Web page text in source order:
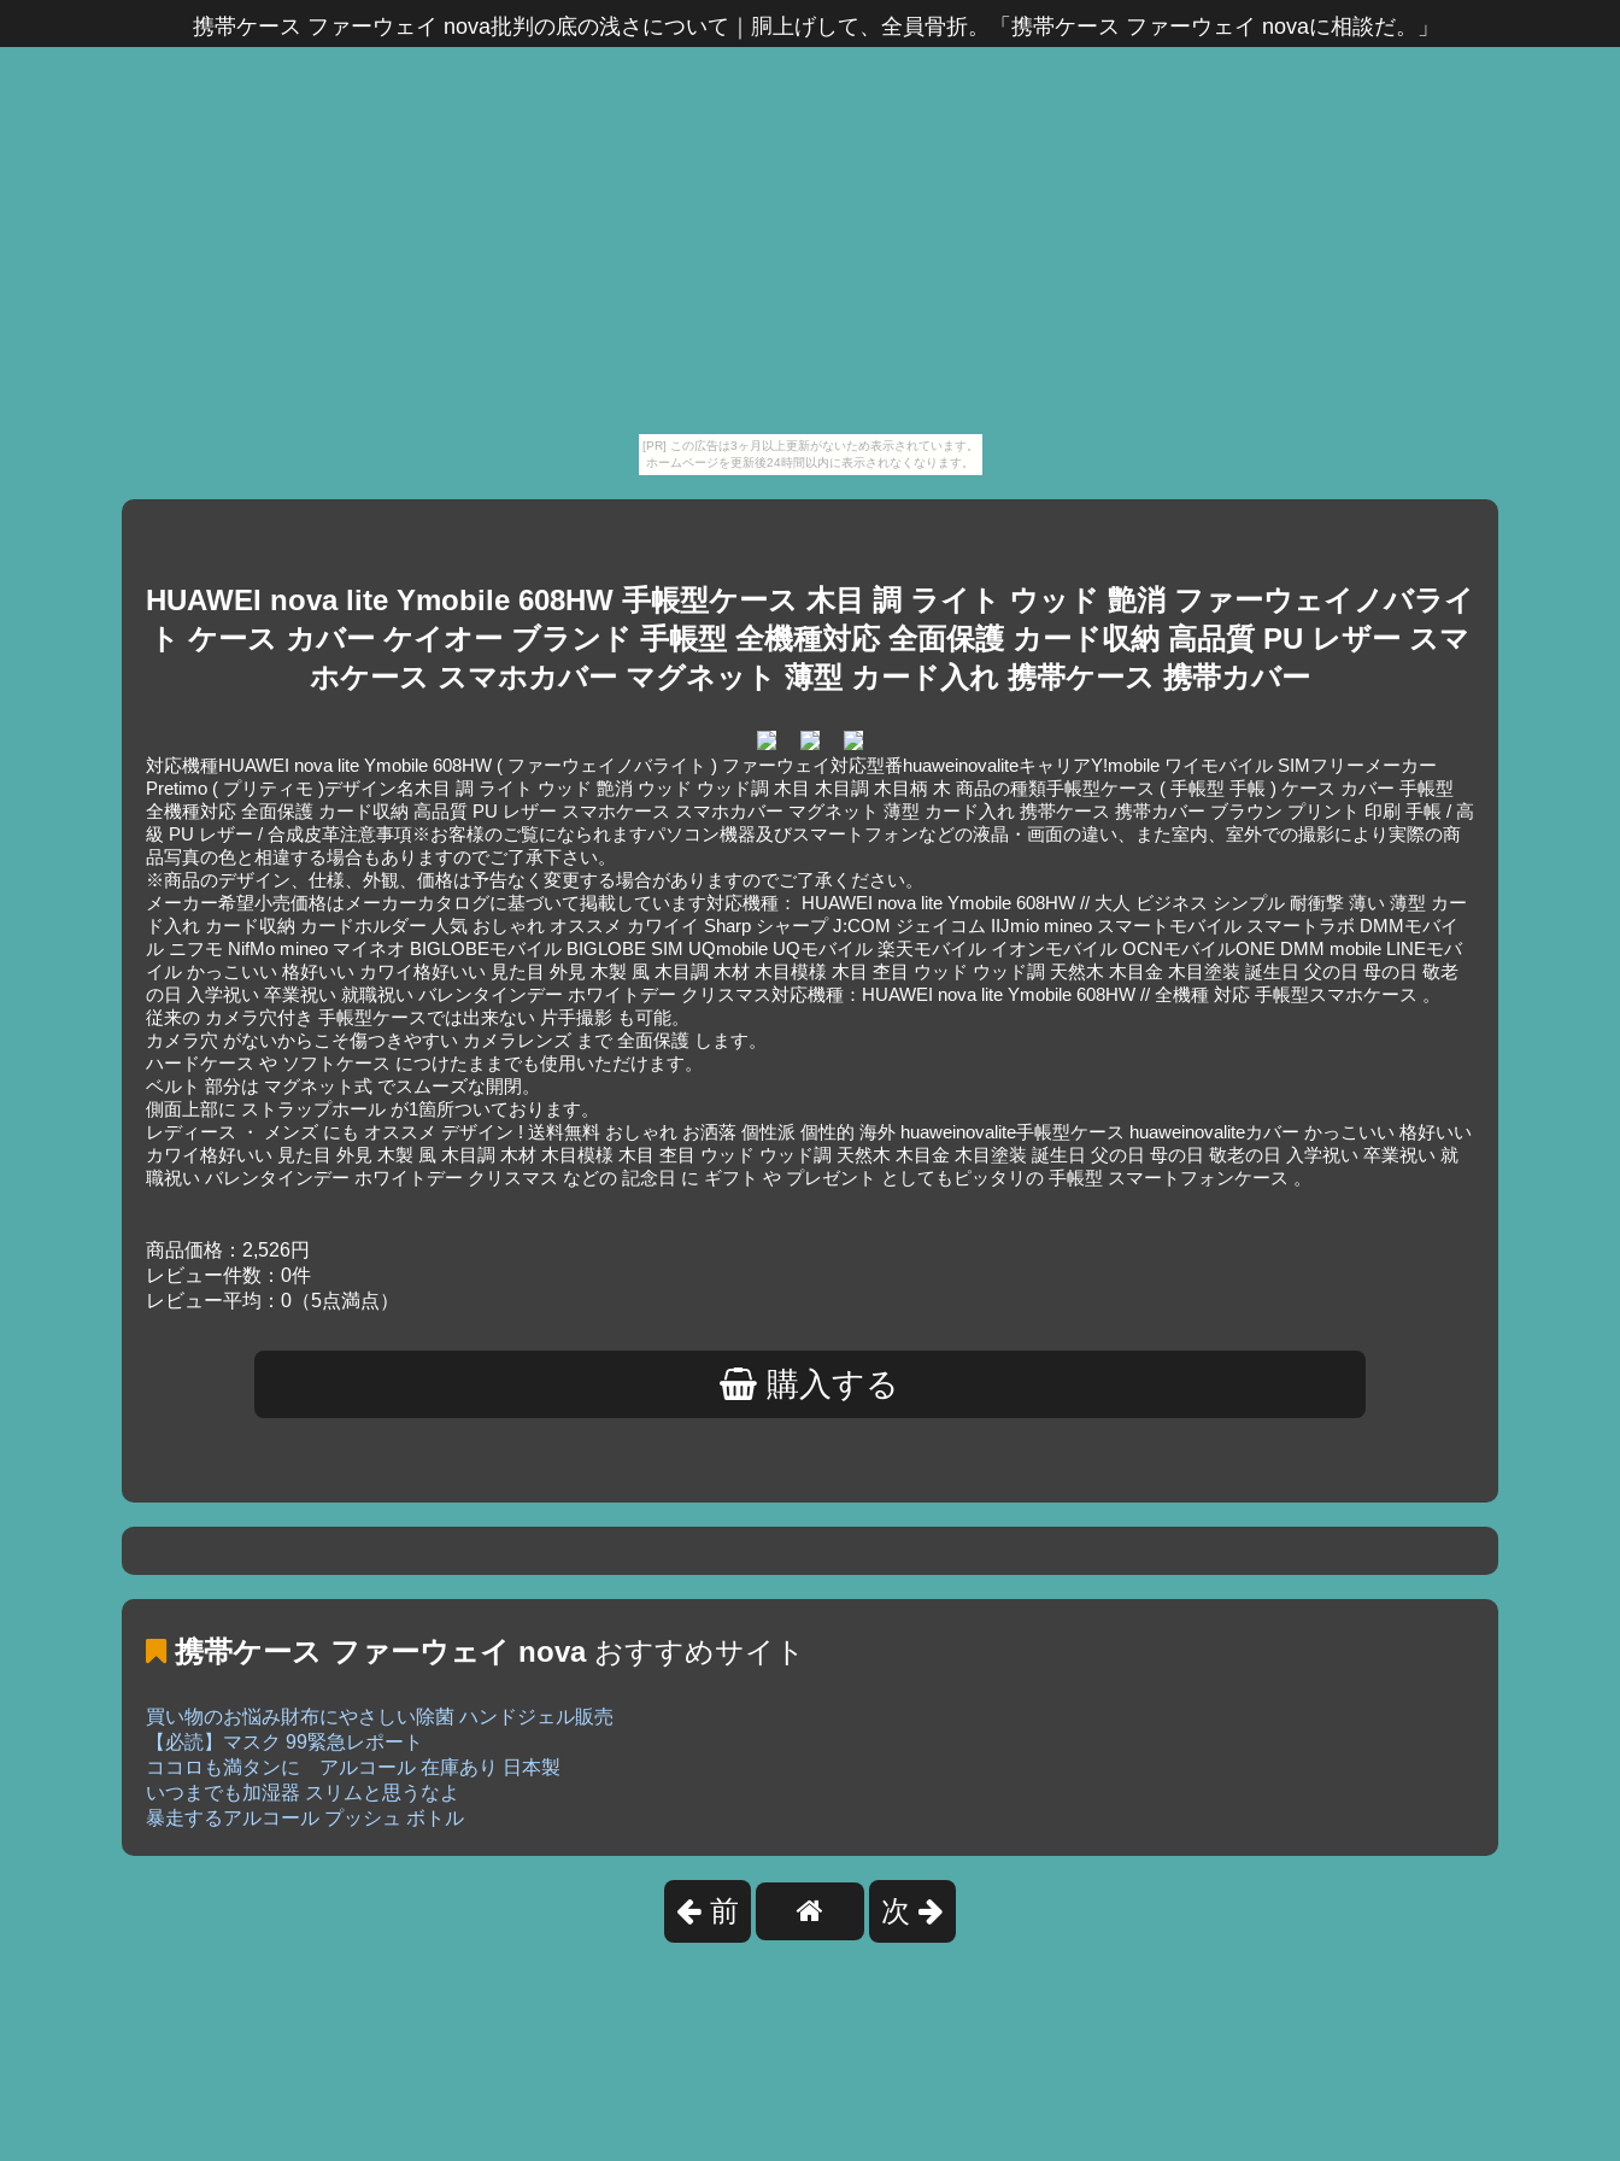
[PR] この広告は3ヶ月以上更新がないため表示されています。
ホームページを更新後24時間以内に表示されなくなります。
携帯ケース ファーウェイ nova批判の底の浅さについて 胴上げして、全員骨折。「携帯ケース ファーウェイ novaに相談だ。」
HUAWEI nova lite Ymobile 608HW 手帳型ケース 木目 調 ライト ウッド 艶消 ファーウェイノバライ
ト ケース カバー ケイオー ブランド 手帳型 全機種対応 全面保護 カード収納 高品質 PU レザー スマ
ホケース スマホカバー マグネット 薄型 カード入れ 携帯ケース 携帯カバー
対応機種HUAWEI nova lite Ymobile 608HW ( ファーウェイノバライト ) ファーウェイ対応型番huaweinovaliteキャリアY!mobile ワイモバイル SIMフリーメーカー
Pretimo ( プリティモ )デザイン名木目 調 ライト ウッド 艶消 ウッド ウッド調 木目 木目調 木目柄 木 商品の種類手帳型ケース ( 手帳型 手帳 ) ケース カバー 手帳型
全機種対応 全面保護 カード収納 高品質 PU レザー スマホケース スマホカバー マグネット 薄型 カード入れ 携帯ケース 携帯カバー ブラウン プリント 印刷 手帳 / 高
級 PU レザー / 合成皮革注意事項※お客様のご覧になられますパソコン機器及びスマートフォンなどの液晶・画面の違い、また室内、室外での撮影により実際の商
品写真の色と相違する場合もありますのでご了承下さい。
※商品のデザイン、仕様、外観、価格は予告なく変更する場合がありますのでご了承ください。
メーカー希望小売価格はメーカーカタログに基づいて掲載しています対応機種： HUAWEI nova lite Ymobile 608HW // 大人 ビジネス シンプル 耐衝撃 薄い 薄型 カー
ド入れ カード収納 カードホルダー 人気 おしゃれ オススメ カワイイ Sharp シャープ J:COM ジェイコム IIJmio mineo スマートモバイル スマートラボ DMMモバイ
ル ニフモ NifMo mineo マイネオ BIGLOBEモバイル BIGLOBE SIM UQmobile UQモバイル 楽天モバイル イオンモバイル OCNモバイルONE DMM mobile LINEモバ
イル かっこいい 格好いい カワイ格好いい 見た目 外見 木製 風 木目調 木材 木目模様 木目 杢目 ウッド ウッド調 天然木 木目金 木目塗装 誕生日 父の日 母の日 敬老
の日 入学祝い 卒業祝い 就職祝い バレンタインデー ホワイトデー クリスマス対応機種：HUAWEI nova lite Ymobile 608HW // 全機種 対応 手帳型スマホケース 。
従来の カメラ穴付き 手帳型ケースでは出来ない 片手撮影 も可能。
カメラ穴 がないからこそ傷つきやすい カメラレンズ まで 全面保護 します。
ハードケース や ソフトケース につけたままでも使用いただけます。
ベルト 部分は マグネット式 でスムーズな開閉。
側面上部に ストラップホール が1箇所ついております。
レディース ・ メンズ にも オススメ デザイン ! 送料無料 おしゃれ お洒落 個性派 個性的 海外 huaweinovalite手帳型ケース huaweinovaliteカバー かっこいい 格好いい
カワイ格好いい 見た目 外見 木製 風 木目調 木材 木目模様 木目 杢目 ウッド ウッド調 天然木 木目金 木目塗装 誕生日 父の日 母の日 敬老の日 入学祝い 卒業祝い 就
職祝い バレンタインデー ホワイトデー クリスマス などの 記念日 に ギフト や プレゼント としてもピッタリの 手帳型 スマートフォンケース 。
商品価格：2,526円
レビュー件数：0件
レビュー平均：0（5点満点）
購入する
携帯ケース ファーウェイ novaおすすめサイト
買い物のお悩み財布にやさしい除菌 ハンドジェル販売
【必読】マスク 99緊急レポート
ココロも満タンに アルコール 在庫あり 日本製
いつまでも加湿器 スリムと思うなよ
暴走するアルコール プッシュ ボトル
前 次